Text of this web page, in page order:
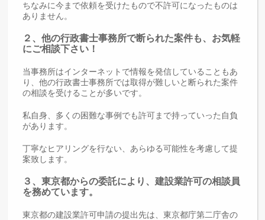
ちなみに今まで依頼を受けたもので不許可になったものは
ありません。
２、他の行政書士事務所で断られた案件も、お気軽
にご相談下さい！
当事務所はインターネットで情報を発信していることもあ
り、他の行政書士事務所では取得が難しいと断られた案件
の相談を受けることが多いです。
私自身、多くの困難な事例でも許可まで持っていった自負
があります。
丁寧なヒアリングを行ない、あらゆる可能性を考慮して提
案致します。
３、東京都からの委託により、建設業許可の相談員
を務めています。
東京都の建設業許可申請の提出先は、東京都庁第二庁舎の